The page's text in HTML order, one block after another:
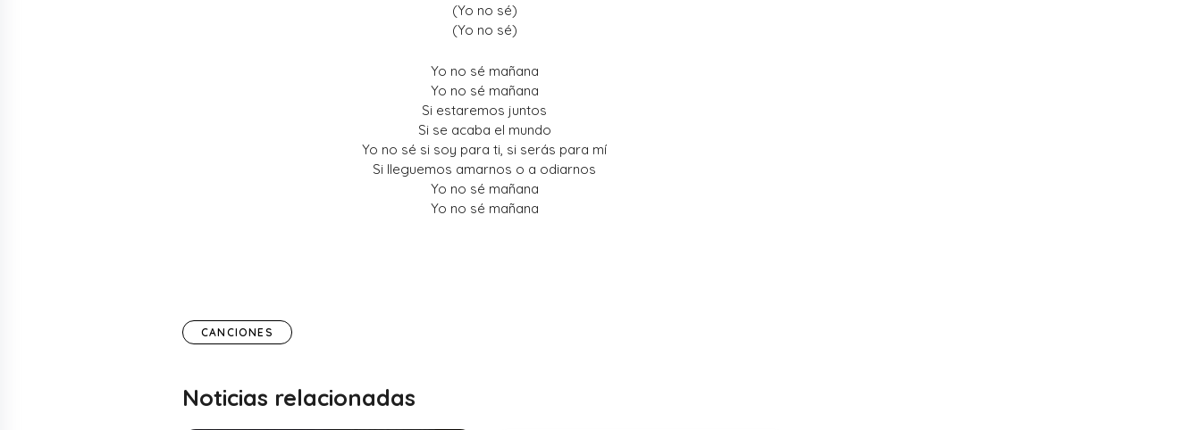
(Yo no sé)
(Yo no sé)
Yo no sé mañana
Yo no sé mañana
Si estaremos juntos
Si se acaba el mundo
Yo no sé si soy para ti, si serás para mí
Si lleguemos amarnos o a odiarnos
Yo no sé mañana
Yo no sé mañana
CANCIONES
Noticias relacionadas